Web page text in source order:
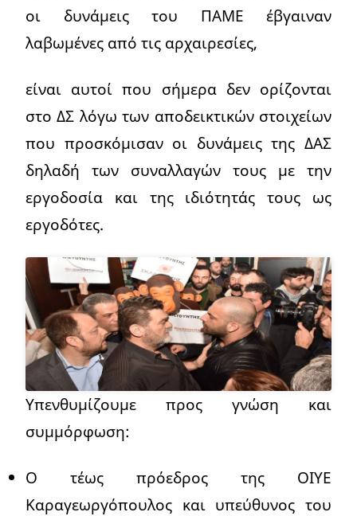
οι δυνάμεις του ΠΑΜΕ έβγαιναν
λαβωμένες από τις αρχαιρεσίες,
είναι αυτοί που σήμερα δεν ορίζονται
στο ΔΣ λόγω των αποδεικτικών στοιχείων
που προσκόμισαν οι δυνάμεις της ΔΑΣ
δηλαδή των συναλλαγών τους με την
εργοδοσία και της ιδιότητάς τους ως
εργοδότες.
Υπενθυμίζουμε προς γνώση και
συμμόρφωση:
Ο τέως πρόεδρος της ΟΙΥΕ
Καραγεωργόπουλος και υπεύθυνος του